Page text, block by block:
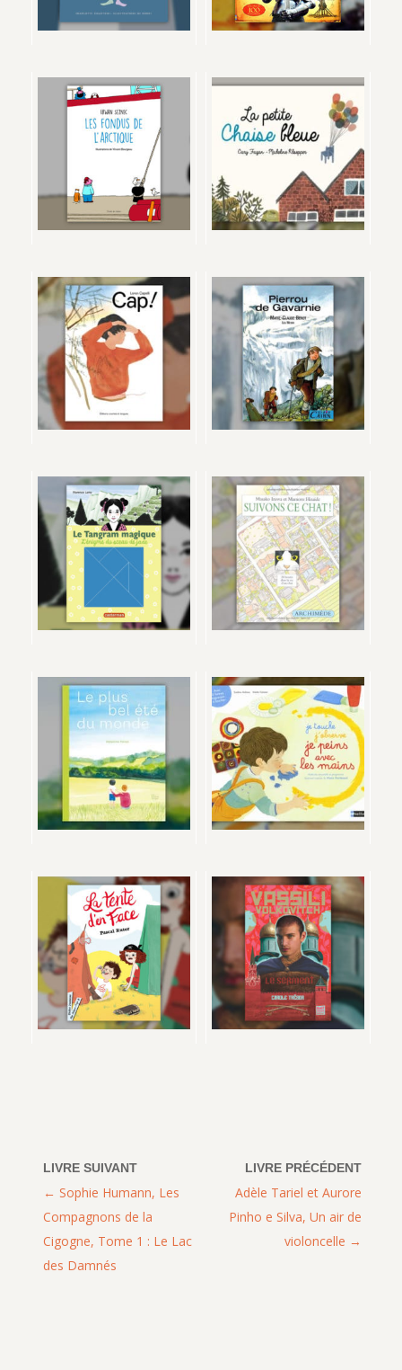
Adèle Tariel et Aurore
Pinho e Silva, Un air de
violoncelle
Sophie Humann, Les
Compagnons de la
Cigogne, Tome 1 : Le Lac
des Damnés